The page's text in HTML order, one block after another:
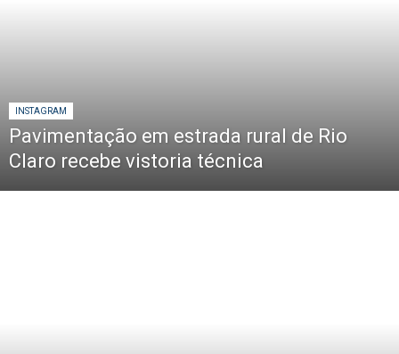
INSTAGRAM
Pavimentação em estrada rural de Rio
Claro recebe vistoria técnica